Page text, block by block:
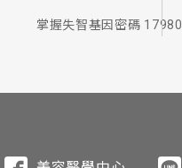
掌握失智基因密碼 17980